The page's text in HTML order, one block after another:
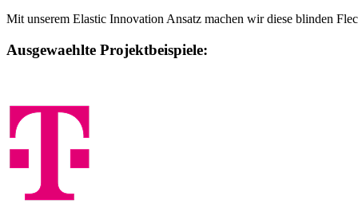
Mit unserem Elastic Innovation Ansatz machen wir diese blinden
Ausgewaehlte Projektbeispiele: